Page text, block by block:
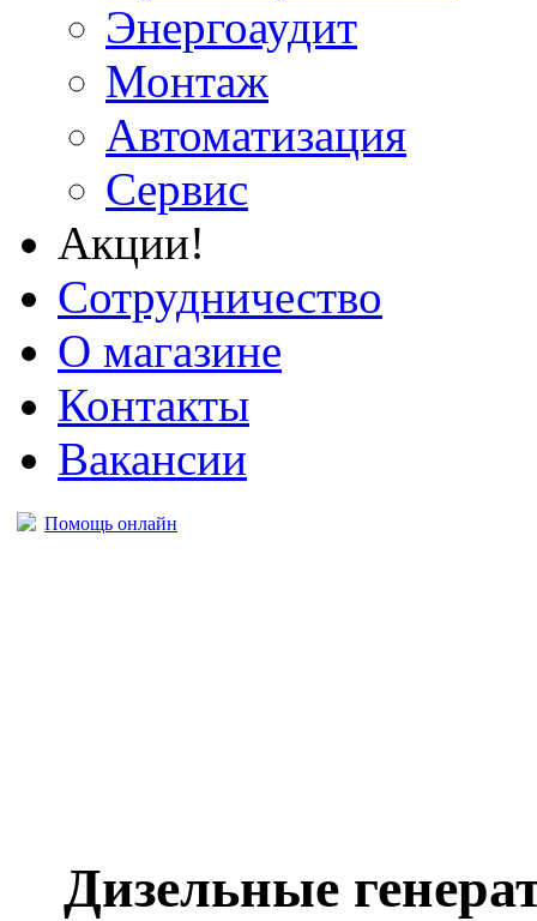
Энергоаудит
Монтаж
Автоматизация
Сервис
Акции!
Сотрудничество
О магазине
Контакты
Вакансии
Помощь онлайн
Дизельные